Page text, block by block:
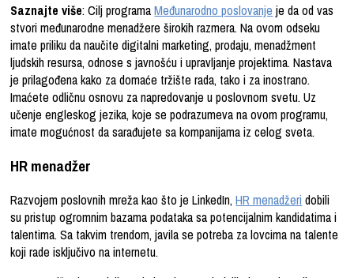
Saznajte više: Cilj programaMeđunarodno poslovanje je da od vas
stvori međunarodne menadžere širokih razmera. Na ovom odseku
imate priliku da naučite digitalni marketing, prodaju, menadžment
ljudskih resursa, odnose s javnošću i upravljanje projektima. Nastava
je prilagođena kako za domaće tržište rada, tako i za inostrano.
Imaćete odličnu osnovu za napredovanje u poslovnom svetu. Uz
učenje engleskog jezika, koje se podrazumeva na ovom programu,
imate mogućnost da sarađujete sa kompanijama iz celog sveta.
HR menadžer
Razvojem poslovnih mreža kao što je LinkedIn,HR menadžeri dobili
su pristup ogromnim bazama podataka sa potencijalnim kandidatima i
talentima. Sa takvim trendom, javila se potreba za lovcima na talente
koji rade isključivo na internetu.